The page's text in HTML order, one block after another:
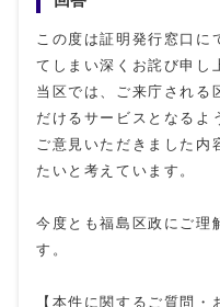
この度は証明発行窓口に
てしまい深くお詫び申し
当区では、ご来庁される
だけるサービスとなるよ
ご意見いただきました内
たいと考えています。
今度とも福島区政にご理
す。
【本件に関するご質問・